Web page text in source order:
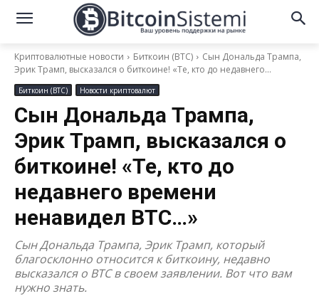
Криптовалютные новости Биткоин (BTC)
Сын Дональда Трампа,
Эрик Трамп, высказался о биткоине! «Те, кто до недавнего...
Биткоин (BTC) Новости криптовалют
Сын Дональда Трампа,
Эрик Трамп, высказался о
биткоине! «Те, кто до
недавнего времени
ненавидел BTC…»
Сын Дональда Трампа, Эрик Трамп, который
благосклонно относится к биткоину, недавно
высказался о BTC в своем заявлении. Вот что вам
нужно знать.